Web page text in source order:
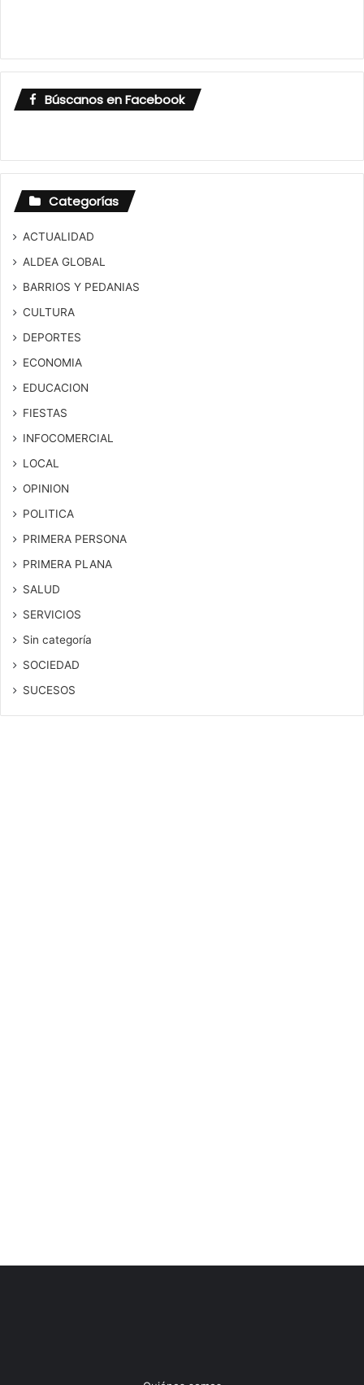
Búscanos en Facebook
Categorías
ACTUALIDAD
ALDEA GLOBAL
BARRIOS Y PEDANIAS
CULTURA
DEPORTES
ECONOMIA
EDUCACION
FIESTAS
INFOCOMERCIAL
LOCAL
OPINION
POLITICA
PRIMERA PERSONA
PRIMERA PLANA
SALUD
SERVICIOS
Sin categoría
SOCIEDAD
SUCESOS